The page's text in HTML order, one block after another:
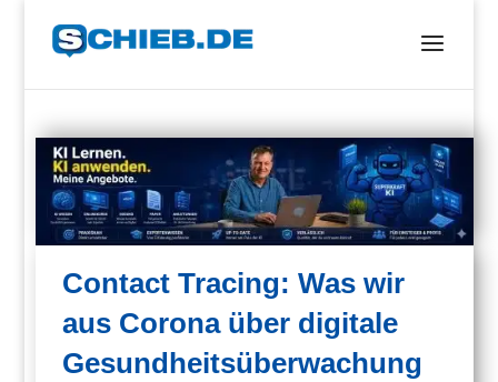
Contact Tracing: Was wir
aus Corona über digitale
Gesundheitsüberwachung